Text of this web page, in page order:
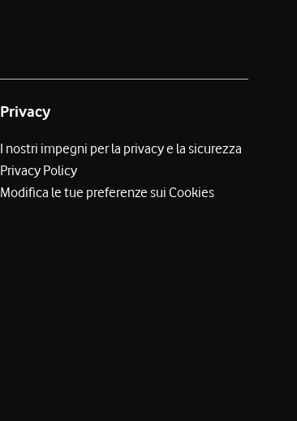
Privacy
I nostri impegni per la privacy e la sicurezza
Privacy Policy
Modifica le tue preferenze sui Cookies